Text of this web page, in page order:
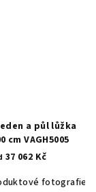
BT1551
Dub světlý
a půl lůžka
cm VAGH5005
37 062 Kč
fotografie